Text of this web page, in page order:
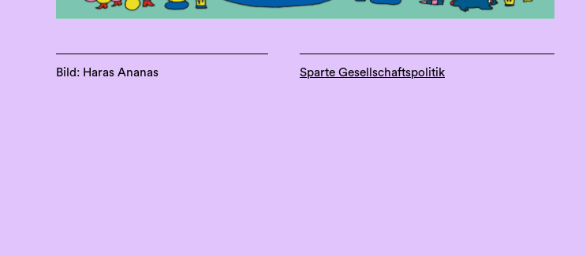
Bild: Haras Ananas Sparte Gesellschaftspolitik